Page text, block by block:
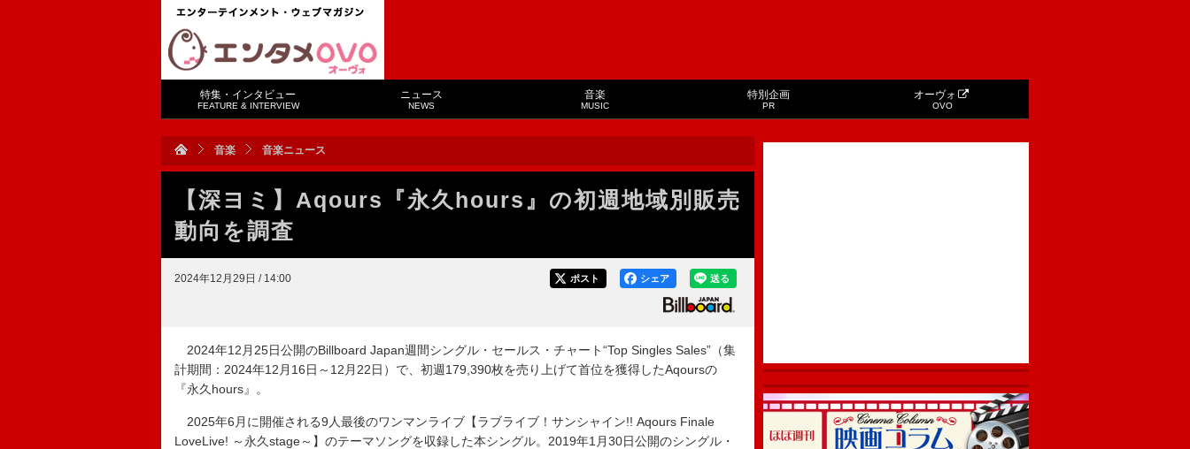
特集・インタビュー
FEATURE & INTERVIEW
ニュース
NEWS
音楽
MUSIC
特別企画
PR
オーヴォ
OVO
音楽 音楽ニュース
【深ヨミ】Aqours『永久hours』の初週地域別販売
動向を調査
2024年12月29日 / 14:00 送る
シェア
ポスト
2024年12月25日公開のBillboard Japan週間シングル・セールス・チャート“Top Singles Sales”（集
計期間：2024年12月16日～12月22日）で、初週179,390枚を売り上げて首位を獲得したAqoursの
『永久hours』。
2025年6月に開催される9人最後のワンマンライブ【ラブライブ！サンシャイン!! Aqours Finale
LoveLive! ～永久stage～】のテーマソングを収録した本シングル。2019年1月30日公開のシングル・